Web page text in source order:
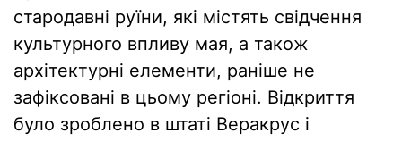
стародавні руїни, які містять свідчення
культурного впливу мая, а також
архітектурні елементи, раніше не
зафіксовані в цьому регіоні. Відкриття
було зроблено в штаті Веракрус і